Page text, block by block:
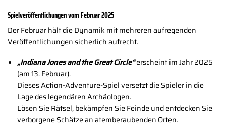
Spielveröffentlichungen vom Februar 2025
Der Februar hält die Dynamik mit mehreren aufregenden
Veröffentlichungen sicherlich aufrecht.
„Indiana Jones and the Great Circle“erscheint im Jahr 2025
(am 13. Februar).
Dieses Action-Adventure-Spiel versetzt die Spieler in die
Lage des legendären Archäologen.
Lösen Sie Rätsel, bekämpfen Sie Feinde und entdecken Sie
verborgene Schätze an atemberaubenden Orten.